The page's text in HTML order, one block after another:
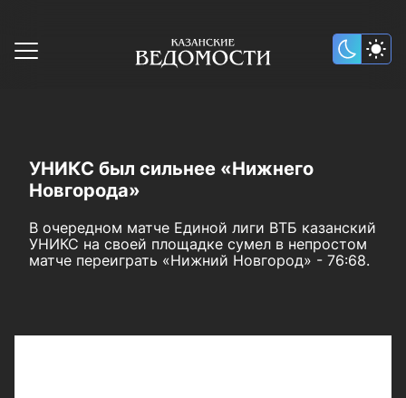
УНИКС был сильнее «Нижнего
Новгорода»
В очередном матче Единой лиги ВТБ казанский
УНИКС на своей площадке сумел в непростом
матче переиграть «Нижний Новгород» - 76:68.